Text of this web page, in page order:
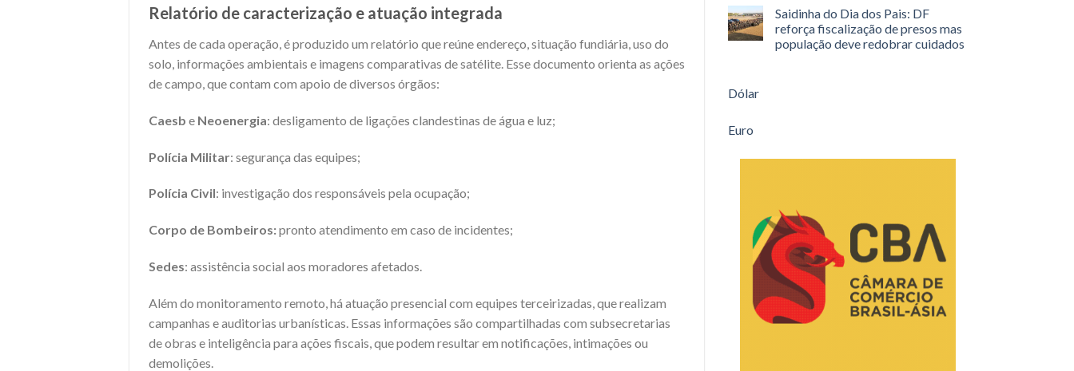
Relatório de caracterização e atuação integrada
Antes de cada operação, é produzido um relatório que reúne endereço, situação fundiária, uso do
solo, informações ambientais e imagens comparativas de satélite. Esse documento orienta as ações
de campo, que contam com apoio de diversos órgãos:
Caesb e Neoenergia: desligamento de ligações clandestinas de água e luz;
Polícia Militar: segurança das equipes;
Polícia Civil: investigação dos responsáveis pela ocupação;
Corpo de Bombeiros:pronto atendimento em caso de incidentes;
Sedes: assistência social aos moradores afetados.
Além do monitoramento remoto, há atuação presencial com equipes terceirizadas, que realizam
campanhas e auditorias urbanísticas. Essas informações são compartilhadas com subsecretarias
de obras e inteligência para ações fiscais, que podem resultar em notificações, intimações ou
demolições.
Saidinha do Dia dos Pais: DF
reforça fiscalização de presos mas
população deve redobrar cuidados
Dólar
Euro